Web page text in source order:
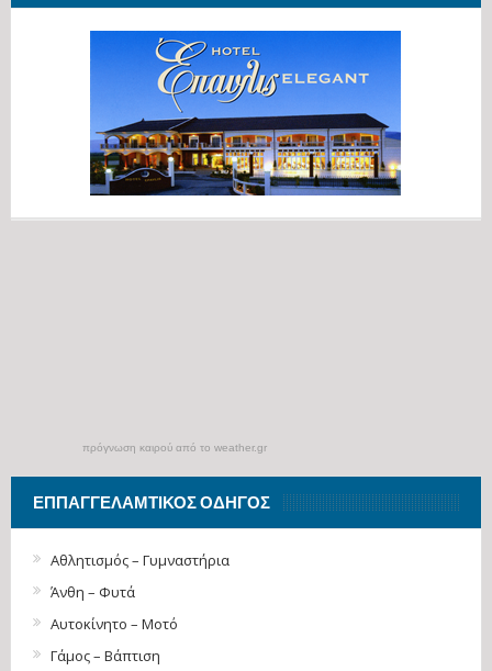
πρόγνωση καιρού από το weather.gr
ΕΠΠΑΓΓΕΛΑΜΤΙΚΌΣ ΟΔΗΓΌΣ
Αθλητισμός – Γυμναστήρια
Άνθη – Φυτά
Αυτοκίνητο – Μοτό
Γάμος – Βάπτιση